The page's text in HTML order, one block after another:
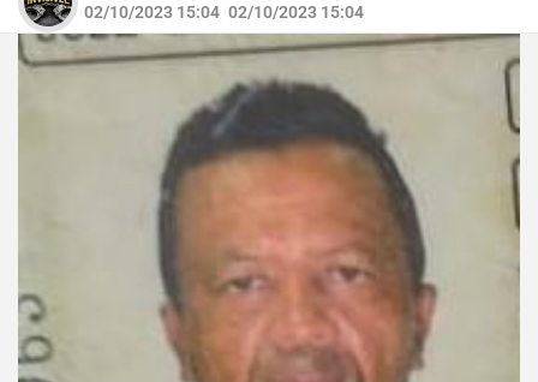
02/10/2023 15:04 02/10/2023 15:04